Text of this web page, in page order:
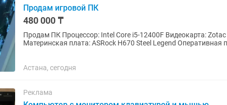
Продам игровой ПК
480 000 ₸
Продам ПК Процессор: Intel Core i5-12400F Видеокарта: Zotac
Материнская плата: ASRock H670 Steel Legend Оперативная
Астана, сегодня
Реклама